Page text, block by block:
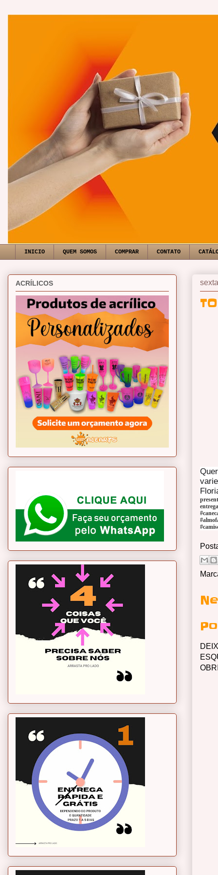
INICIO QUEM SOMOS COMPRAR CONTATO
ACRÍLICOS